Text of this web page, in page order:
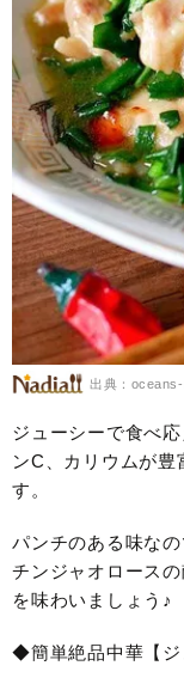
出典：
ジューシーで食べ
ンC、カリウムが
す。
パンチのある味な
チンジャオロース
を味わいましょう♪
◆簡単絶品中華【ジ